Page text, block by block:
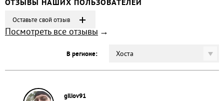
ОТЗЫВЫ НАШИХ ПОЛЬЗОВАТЕЛЕЙ
Оставьте свой отзыв
Посмотреть все отзывы
В регионе: Хоста
giliov91